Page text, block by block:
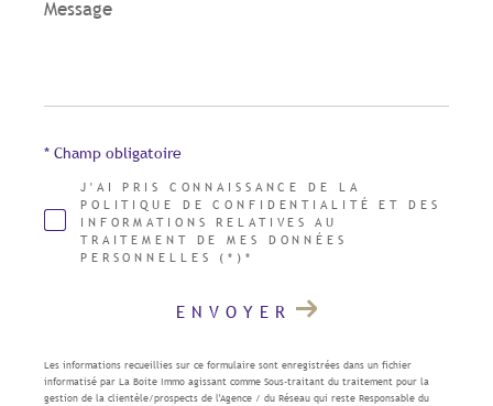
*
J'AI PRIS CONNAISSANCE DE LA
POLITIQUE DE CONFIDENTIALITÉ ET DES
INFORMATIONS RELATIVES AU
TRAITEMENT DE MES DONNÉES
PERSONNELLES (*)*
* Champ obligatoire
ENVOYER
Les informations recueillies sur ce formulaire sont enregistrées dans un fichier
informatisé par La Boite Immo agissant comme Sous-traitant du traitement pour la
gestion de la clientèle/prospects de l'Agence / du Réseau qui reste Responsable du